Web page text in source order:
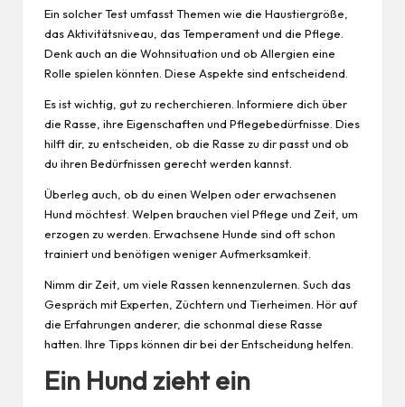
Ein solcher Test umfasst Themen wie die Haustiergröße,
das Aktivitätsniveau, das Temperament und die Pflege.
Denk auch an die Wohnsituation und ob Allergien eine
Rolle spielen könnten. Diese Aspekte sind entscheidend.
Es ist wichtig, gut zu recherchieren. Informiere dich über
die Rasse, ihre Eigenschaften und Pflegebedürfnisse. Dies
hilft dir, zu entscheiden, ob die Rasse zu dir passt und ob
du ihren Bedürfnissen gerecht werden kannst.
Überleg auch, ob du einen Welpen oder erwachsenen
Hund möchtest. Welpen brauchen viel Pflege und Zeit, um
erzogen zu werden. Erwachsene Hunde sind oft schon
trainiert und benötigen weniger Aufmerksamkeit.
Nimm dir Zeit, um viele Rassen kennenzulernen. Such das
Gespräch mit Experten, Züchtern und Tierheimen. Hör auf
die Erfahrungen anderer, die schonmal diese Rasse
hatten. Ihre Tipps können dir bei der Entscheidung helfen.
Ein Hund zieht ein